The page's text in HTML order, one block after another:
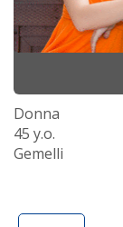
Donna
45 y.o.
Gemelli